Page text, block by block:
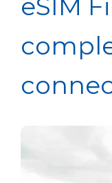
eSIM